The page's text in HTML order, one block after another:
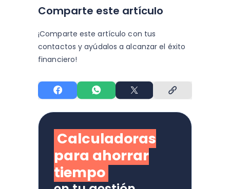
Comparte este artículo
¡Comparte este artículo con tus
contactos y ayúdalos a alcanzar el éxito
financiero!
Calculadoras
para ahorrar
tiempo